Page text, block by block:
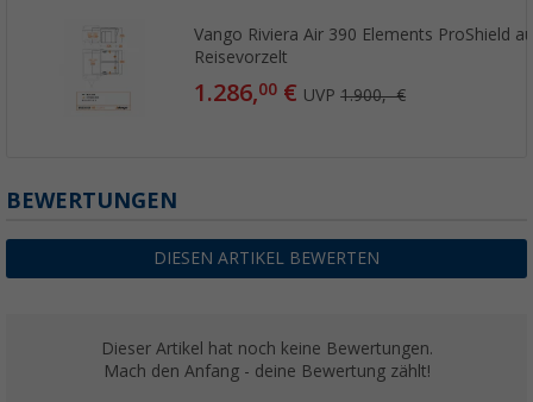
Vango Riviera Air 390 Elements ProShield
Reisevorzelt
1.286,00 € UVP1.900,- €
BEWERTUNGEN
DIESEN ARTIKEL BEWERTEN
Dieser Artikel hat noch keine Bewertungen.
Mach den Anfang - deine Bewertung zählt!